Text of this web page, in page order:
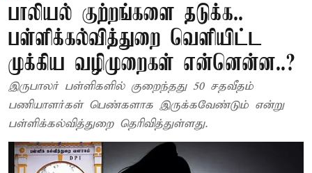
பாலியல் குற்றங்களை தடுக்க..
பள்ளிக்கல்வித்துறை வெளியிட்ட
முக்கிய வழிமுறைகள் என்னென்ன..?
இருபாலர் பள்ளிகளில் குறைந்தது 50 சதவீதம்
பணியாளர்கள் பெண்களாக இருக்கவேண்டும் என்று
பள்ளிக்கல்வித்துறை தெரிவித்துள்ளது.